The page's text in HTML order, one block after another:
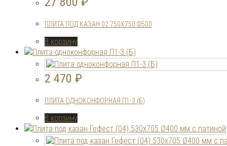
ПЛИТА ПОД КАЗАН 02 750Х750 Ф500
В корзину
2 470 ₽
ПЛИТА ОДНОКОНФОРНАЯ П1-3 (Б)
В корзину